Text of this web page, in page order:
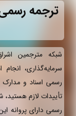
ترجمه رسمی
شبکه مترجمین
سرمایه‌گذاری،
رسمی اسناد و مدارک
تأییدات لازم هستید،
رسمی دارای پروانه